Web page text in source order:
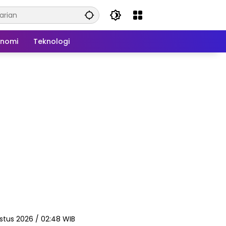
Teknologi
2026 / 02:48 WIB